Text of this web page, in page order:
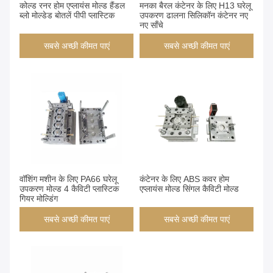
कोल्ड रनर होम एप्लायंस मोल्ड हैंडल
ब्लो मोल्डेड बोतलें पीपी प्लास्टिक
सबसे अच्छी कीमत पाएं
मनका बैरल कंटेनर के लिए H13 घरेलू
उपकरण ढालना सिलिकॉन कंटेनर नए
नए साँचे
सबसे अच्छी कीमत पाएं
वॉशिंग मशीन के लिए PA66 घरेलू
उपकरण मोल्ड 4 कैविटी प्लास्टिक
गियर मोल्डिंग
सबसे अच्छी कीमत पाएं
कंटेनर के लिए ABS कवर होम
एप्लायंस मोल्ड सिंगल कैविटी मोल्ड
सबसे अच्छी कीमत पाएं